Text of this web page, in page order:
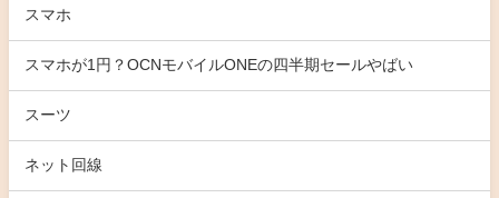
スマホ
スマホが1円？OCNモバイルONEの四半期セールやばい
スーツ
ネット回線